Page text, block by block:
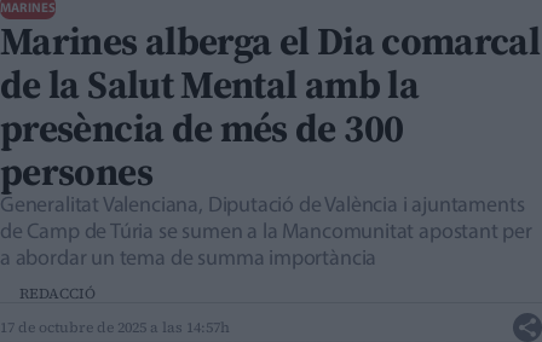
MARINES
Marines alberga el Dia comarcal
de la Salut Mental amb la
presència de més de 300
persones
Generalitat Valenciana, Diputació de València i ajuntaments
de Camp de Túria se sumen a la Mancomunitat apostant per
a abordar un tema de summa importància
REDACCIÓ
17 de octubre de 2025 a las 14:57h